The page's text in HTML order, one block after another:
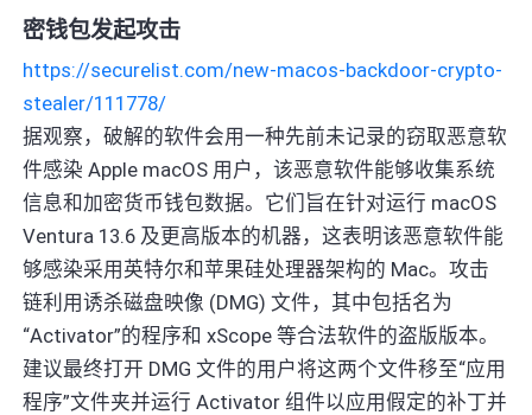
密钱包发起攻击
https://securelist.com/new-macos-backdoor-crypto-
stealer/111778/
据观察，破解的软件会用一种先前未记录的窃取恶意软
件感染 Apple macOS 用户，该恶意软件能够收集系统
信息和加密货币钱包数据。它们旨在针对运行 macOS
Ventura 13.6 及更高版本的机器，这表明该恶意软件能
够感染采用英特尔和苹果硅处理器架构的 Mac。攻击
链利用诱杀磁盘映像 (DMG) 文件，其中包括名为
“Activator”的程序和 xScope 等合法软件的盗版版本。
建议最终打开 DMG 文件的用户将这两个文件移至“应用
程序”文件夹并运行 Activator 组件以应用假定的补丁并